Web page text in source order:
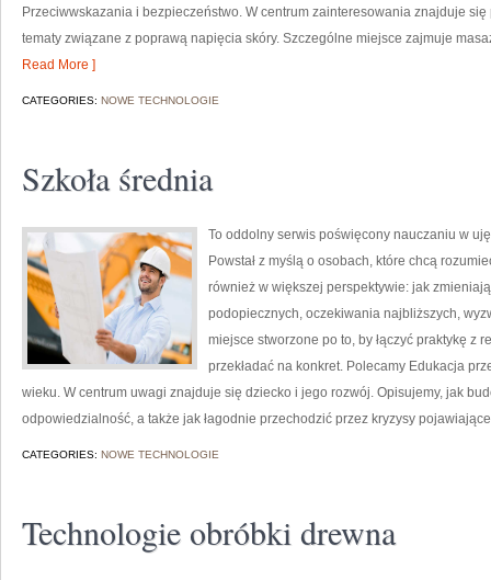
Przeciwwskazania i bezpieczeństwo. W centrum zainteresowania znajduje
tematy związane z poprawą napięcia skóry. Szczególne miejsce zajmuje
Read More ]
CATEGORIES: NOWE TECHNOLOGIE
Szkoła średnia
To oddolny serwis poświęcony nauczaniu w
Powstał z myślą o osobach, które chcą
również w większej perspektywie: jak
podopiecznych, oczekiwania najbliższych,
miejsce stworzone po to, by łączyć praktykę z
przekładać na konkret. Polecamy Edukacja
wieku. W centrum uwagi znajduje się dziecko i jego rozwój. Opisujemy, jak
odpowiedzialność, a także jak łagodnie przechodzić przez kryzysy
CATEGORIES: NOWE TECHNOLOGIE
Technologie obróbki drewna